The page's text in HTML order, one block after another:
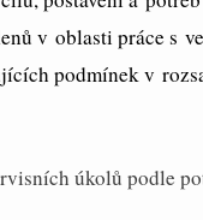
v oblasti práce s
podmínek v
úkolů podle